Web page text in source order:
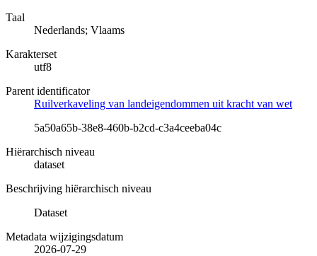
Taal
Nederlands; Vlaams
Karakterset
utf8
Parent identificator
Ruilverkaveling van landeigendommen uit kracht van wet
5a50a65b-38e8-460b-b2cd-c3a4ceeba04c
Hiërarchisch niveau
dataset
Beschrijving hiërarchisch niveau
Dataset
Metadata wijzigingsdatum
2026-07-29